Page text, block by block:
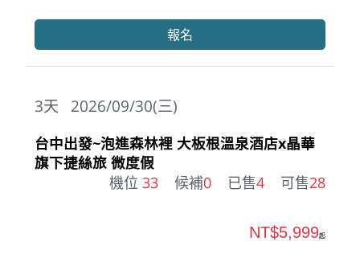
報名
2026/09/30(三)
3天
台中出發~泡進森林裡 大板根溫泉酒店x晶華
旗下捷絲旅 微度假
機位 33 候補0 已售4 可售28
NT$5,999起